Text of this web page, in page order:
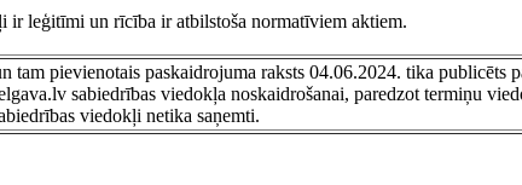
ir leģitīmi un rīcība ir atbilstoša normatīviem aktiem.
tam pievienotais paskaidrojuma raksts 04.06.2024. tika publicēts
sabiedrības viedokļa noskaidrošanai, paredzot termiņu
viedokļi netika saņemti.